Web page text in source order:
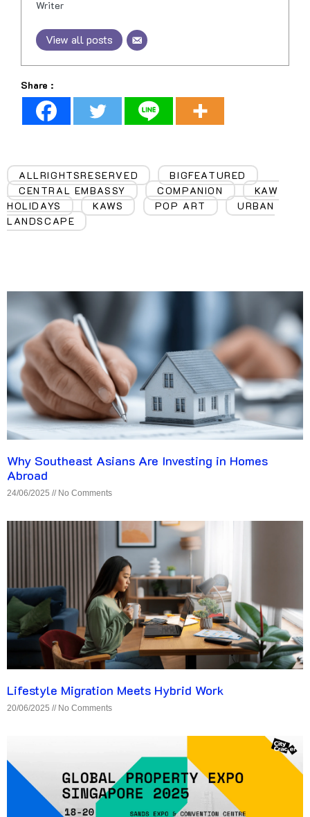
Writer
View all posts
Share :
ALLRIGHTSRESERVED BIGFEATURED
CENTRAL EMBASSY COMPANION
KAW
HOLIDAYS
KAWS POP ART
URBAN
LANDSCAPE
Why Southeast Asians Are Investing in Homes
Abroad
24/06/2025 No Comments
Lifestyle Migration Meets Hybrid Work
20/06/2025 No Comments